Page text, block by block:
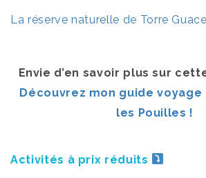
La réserve naturelle de Torre
Envie d’en savoir plus sur
Découvrez mon guide
les Pouilles !
Activités à prix réduits